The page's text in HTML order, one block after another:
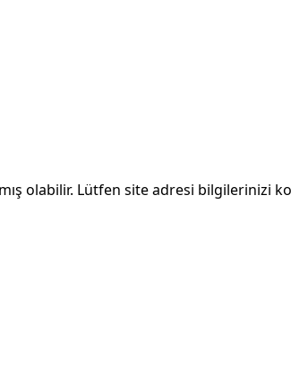
olabilir. Lütfen site adresi bilgilerinizi